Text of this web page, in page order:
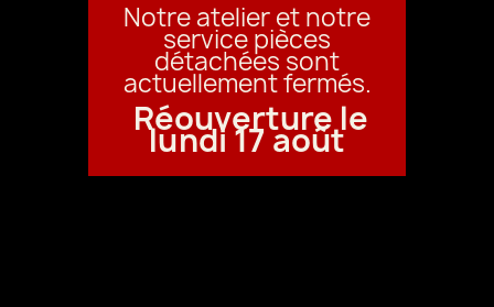
Notre atelier et notre
service pièces
détachées sont
actuellement fermés.
Réouverture le
lundi 17 août